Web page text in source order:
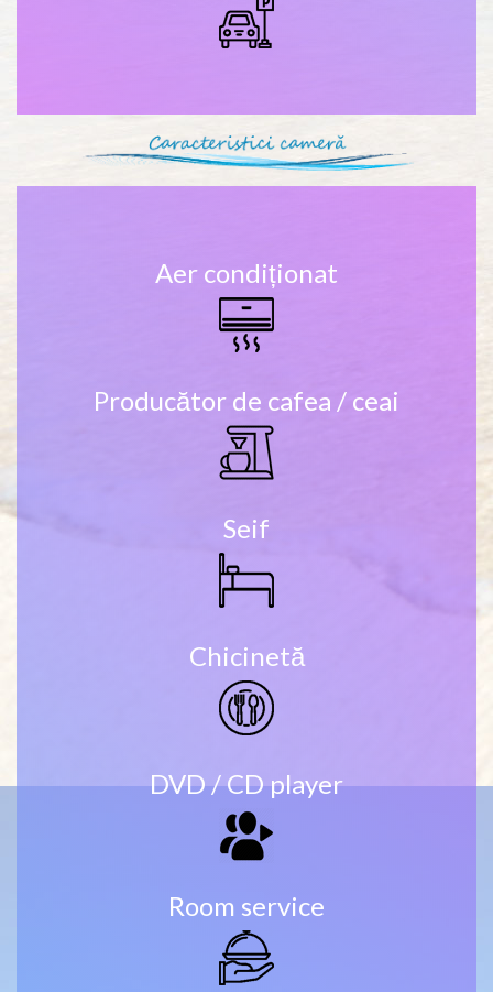
Aer condiționat
Producător de cafea / ceai
Seif
Chicinetă
DVD / CD player
Room service